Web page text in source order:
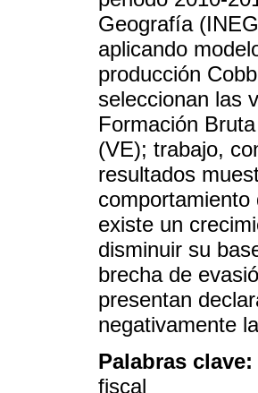
Geografía
aplicando
producción
seleccionan las
Formación
(VE); trabajo,
resultados
existe un
disminuir su
brecha de
presentan
negativamente
Palabras clave:
fiscal